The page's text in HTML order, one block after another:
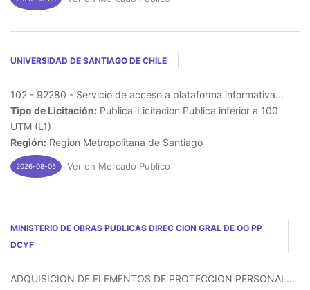
UNIVERSIDAD DE SANTIAGO DE CHILE
102 - 92280 - Servicio de acceso a plataforma informativa...
Tipo de Licitación: Publica-Licitacion Publica inferior a 100
UTM (L1)
Región: Region Metropolitana de Santiago
2026-08-05 Ver en Mercado Publico
MINISTERIO DE OBRAS PUBLICAS DIREC CION GRAL DE OO PP
DCYF
ADQUISICION DE ELEMENTOS DE PROTECCION PERSONAL...